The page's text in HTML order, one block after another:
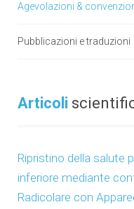
Agevolazioni &
Pubblicazioni e traduzioni
Articoli
Ripristino della salute
inferiore mediante
Radicolare con